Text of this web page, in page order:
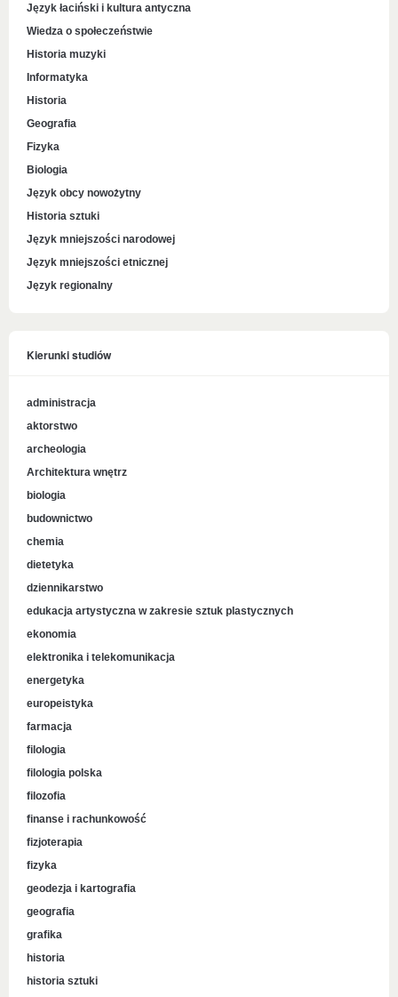
Język łaciński i kultura antyczna
Wiedza o społeczeństwie
Historia muzyki
Informatyka
Historia
Geografia
Fizyka
Biologia
Język obcy nowożytny
Historia sztuki
Język mniejszości narodowej
Język mniejszości etnicznej
Język regionalny
Kierunki studiów
administracja
aktorstwo
archeologia
Architektura wnętrz
biologia
budownictwo
chemia
dietetyka
dziennikarstwo
edukacja artystyczna w zakresie sztuk plastycznych
ekonomia
elektronika i telekomunikacja
energetyka
europeistyka
farmacja
filologia
filologia polska
filozofia
finanse i rachunkowość
fizjoterapia
fizyka
geodezja i kartografia
geografia
grafika
historia
historia sztuki